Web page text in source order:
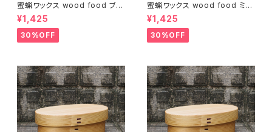
蜜蝋ワックス wood food ブラ
ッドオレンジ【DIY】【木工】【ギフ
ト プレゼント】【父の日 お誕生
日】
¥1,425
30%OFF
蜜蝋ワックス wood food ミン
ト【DIY】【木工】【ギフト プレゼン
ト】【父の日 お誕生日】
¥1,425
30%OFF